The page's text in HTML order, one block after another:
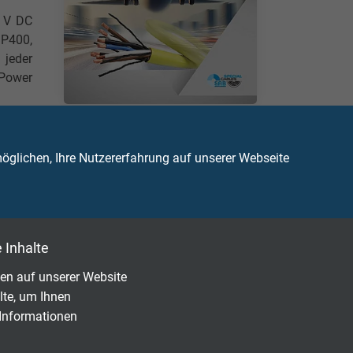
Ihre Nutzererfahrung auf unserer Webseite
Inhalte
auf unserer Website
um Ihnen
DC
der